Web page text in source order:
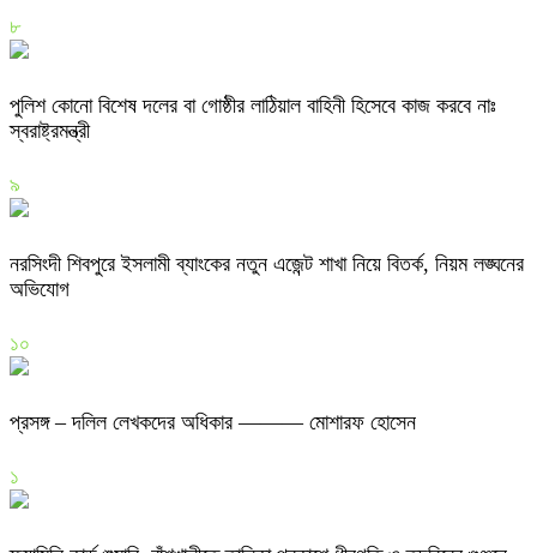
৮
পুলিশ কোনো বিশেষ দলের বা গোষ্ঠীর লাঠিয়াল বাহিনী হিসেবে কাজ করবে নাঃ
স্বরাষ্ট্রমন্ত্রী
৯
নরসিংদী শিবপুরে ইসলামী ব্যাংকের নতুন এজেন্ট শাখা নিয়ে বিতর্ক, নিয়ম লঙ্ঘনের
অভিযোগ
১০
প্রসঙ্গ – দলিল লেখকদের অধিকার ——— মোশারফ হোসেন
১